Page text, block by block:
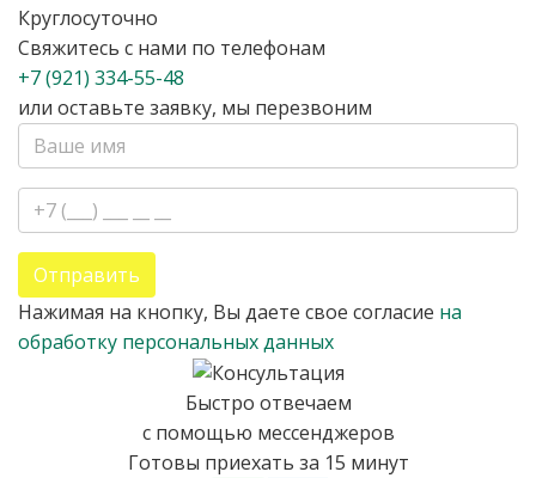
Круглосуточно
Свяжитесь с нами по телефонам
+7 (921) 334-55-48
или оставьте заявку, мы перезвоним
Отправить
Нажимая на кнопку, Вы даете свое согласие на
обработку персональных данных
Быстро отвечаем
с помощью мессенджеров
Готовы приехать за 15 минут